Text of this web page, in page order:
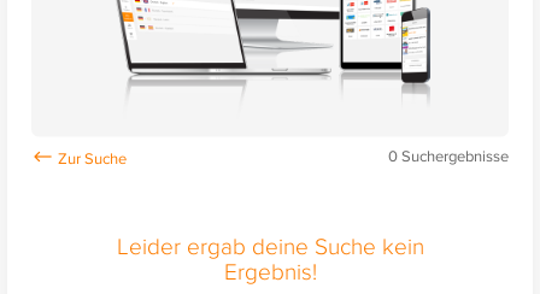
0Suchergebnisse
Leider ergab deine Suche kein
Ergebnis!